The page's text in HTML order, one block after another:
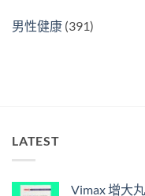
男性健康 (391)
LATEST
Vimax 增大